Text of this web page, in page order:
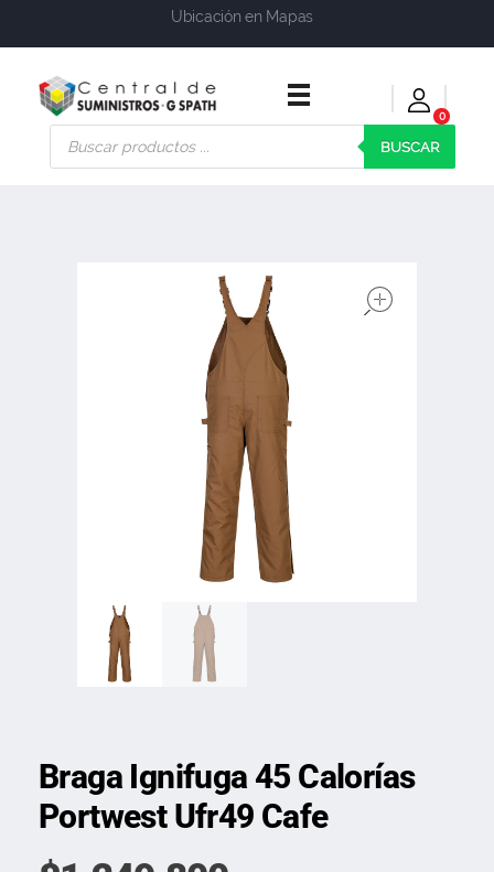
Ubicación en Mapas
Central de Suministros Gspath
Suministros y soluciones integrales para su empresa o negocio
0
BUSCAR
Braga Ignifuga 45 Calorías
Portwest Ufr49 Cafe